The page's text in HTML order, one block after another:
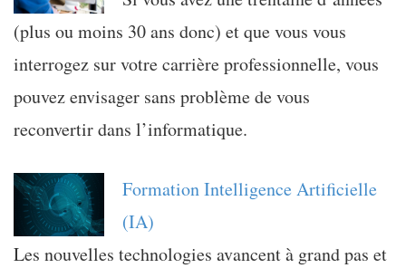
(plus ou moins 30 ans donc) et que vous vous
interrogez sur votre carrière professionnelle, vous
pouvez envisager sans problème de vous
reconvertir dans l’informatique.
Formation Intelligence Artificielle
(IA)
Les nouvelles technologies avancent à grand pas et